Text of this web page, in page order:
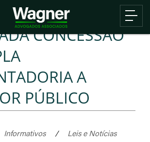
CONCESSÃO
A
PÚBLICO
Informativos /
Leis e Notícias